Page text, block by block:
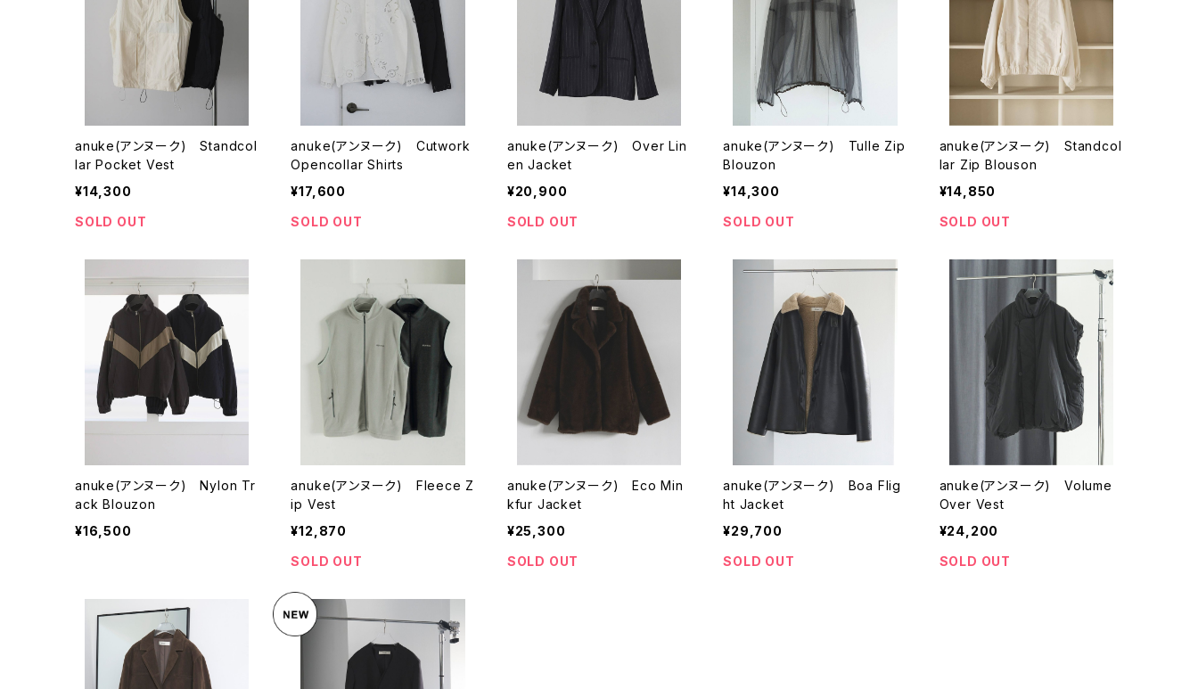
anuke(アンヌーク) Standcol
lar Pocket Vest
¥14,300
SOLD OUT
anuke(アンヌーク) Cutwork
Opencollar Shirts
¥17,600
SOLD OUT
anuke(アンヌーク) Over Lin
en Jacket
¥20,900
SOLD OUT
anuke(アンヌーク) Tulle Zip
Blouzon
¥14,300
SOLD OUT
anuke(アンヌーク) Standcol
lar Zip Blouson
¥14,850
SOLD OUT
anuke(アンヌーク) Nylon Tr
ack Blouzon
¥16,500
anuke(アンヌーク) Fleece Z
ip Vest
¥12,870
SOLD OUT
anuke(アンヌーク) Eco Min
kfur Jacket
¥25,300
SOLD OUT
anuke(アンヌーク) Boa Flig
ht Jacket
¥29,700
SOLD OUT
anuke(アンヌーク) Volume
Over Vest
¥24,200
SOLD OUT